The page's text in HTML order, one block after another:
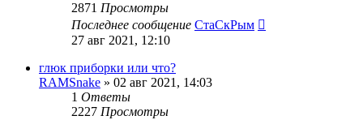
2871 Просмотры
Последнее сообщение СтаСкРым
27 авг 2021, 12:10
глюк приборки или что?
RAMSnake » 02 авг 2021, 14:03
1 Ответы
2227 Просмотры